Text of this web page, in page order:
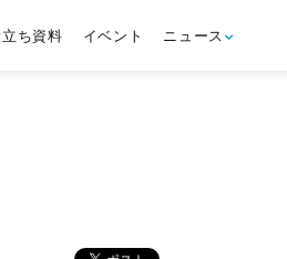
立ち資料 イベント ニュース